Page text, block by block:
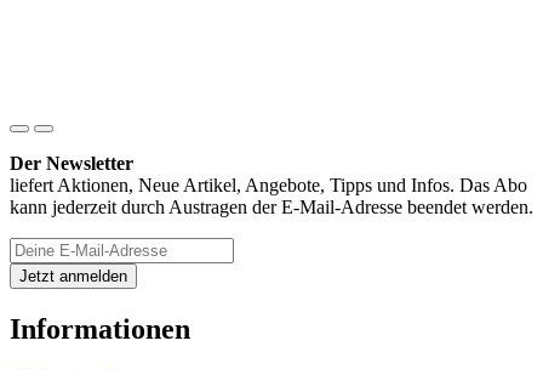
Der Newsletter
liefert Aktionen, Neue Artikel, Angebote, Tipps und Infos. Das Abo
kann jederzeit durch Austragen der E-Mail-Adresse beendet werden.
Informationen